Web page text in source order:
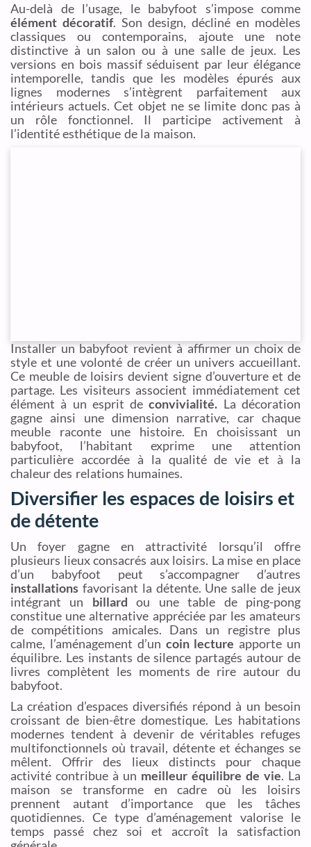
Au-delà de l’usage, le babyfoot s’impose comme
élément décoratif. Son design, décliné en modèles
classiques ou contemporains, ajoute une note
distinctive à un salon ou à une salle de jeux. Les
versions en bois massif séduisent par leur élégance
intemporelle, tandis que les modèles épurés aux
lignes modernes s’intègrent parfaitement aux
intérieurs actuels. Cet objet ne se limite donc pas à
un rôle fonctionnel. Il participe activement à
l’identité esthétique de la maison.
Installer un babyfoot revient à affirmer un choix de
style et une volonté de créer un univers accueillant.
Ce meuble de loisirs devient signe d’ouverture et de
partage. Les visiteurs associent immédiatement cet
élément à un esprit deconvivialité. La décoration
gagne ainsi une dimension narrative, car chaque
meuble raconte une histoire. En choisissant un
babyfoot, l’habitant exprime une attention
particulière accordée à la qualité de vie et à la
chaleur des relations humaines.
Diversifier les espaces de loisirs et
de détente
Un foyer gagne en attractivité lorsqu’il offre
plusieurs lieux consacrés aux loisirs. La mise en place
d’un babyfoot peut s’accompagner d’autres
installations favorisant la détente. Une salle de jeux
intégrant un billard ou une table de ping-pong
constitue une alternative appréciée par les amateurs
de compétitions amicales. Dans un registre plus
calme, l’aménagement d’un coin lecture apporte un
équilibre. Les instants de silence partagés autour de
livres complètent les moments de rire autour du
babyfoot.
La création d’espaces diversifiés répond à un besoin
croissant de bien-être domestique. Les habitations
modernes tendent à devenir de véritables refuges
multifonctionnels où travail, détente et échanges se
mêlent. Offrir des lieux distincts pour chaque
activité contribue à un meilleur équilibre de vie. La
maison se transforme en cadre où les loisirs
prennent autant d’importance que les tâches
quotidiennes. Ce type d’aménagement valorise le
temps passé chez soi et accroît la satisfaction